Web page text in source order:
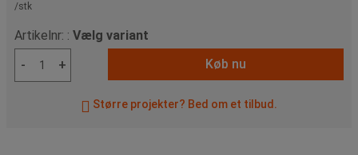
/stk
Artikelnr: : Vælg variant
-
+ Køb nu
Større projekter? Bed om et tilbud.